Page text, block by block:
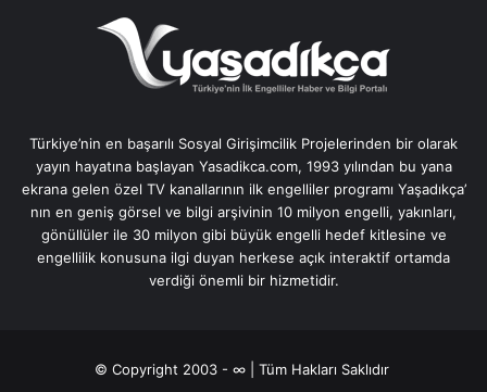
Türkiye’nin en başarılı Sosyal Girişimcilik Projelerinden bir olarak
yayın hayatına başlayan Yasadikca.com, 1993 yılından bu yana
ekrana gelen özel TV kanallarının ilk engelliler programı Yaşadıkça’
nın en geniş görsel ve bilgi arşivinin 10 milyon engelli, yakınları,
gönüllüler ile 30 milyon gibi büyük engelli hedef kitlesine ve
engellilik konusuna ilgi duyan herkese açık interaktif ortamda
verdiği önemli bir hizmetidir.
© Copyright 2003 - ∞ | Tüm Hakları Saklıdır